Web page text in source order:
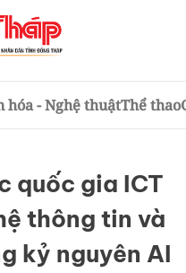
hóa - Nghệ thuậtThể thao
quốc gia ICT
thông tin và
kỷ nguyên AI